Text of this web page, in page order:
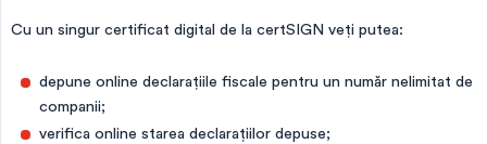
Cu un singur certificat digital de la certSIGN veți putea:
depune online declarațiile fiscale pentru un număr nelimitat de
companii;
verifica online starea declarațiilor depuse;